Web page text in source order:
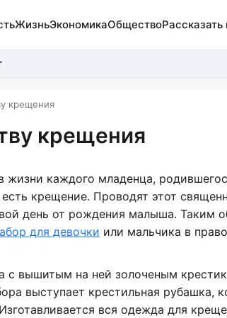
ЖизньЭкономикаОбществоРассказать
крещения
крещения
каждого младенца,
крещение. Проводят этот
день от рождения малыша. Таким
для девочки или мальчика в
с вышитым на ней золоченым
выступает крестильная рубашка,
вся одежда для